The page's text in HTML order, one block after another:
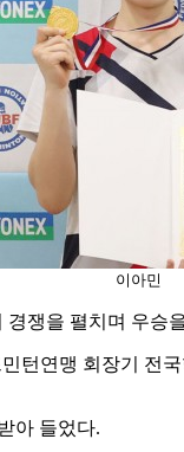
이아민
쟁을 펼치며 우승
턴연맹 회장기 전
아 들었다.